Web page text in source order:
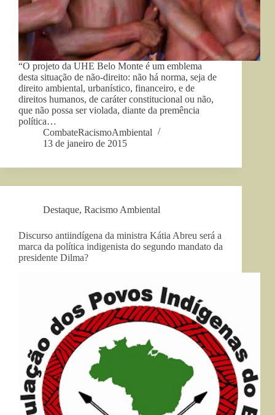
“O projeto da UHE Belo Monte é um emblema
desta situação de não-direito: não há norma, seja de
direito ambiental, urbanístico, financeiro, e de
direitos humanos, de caráter constitucional ou não,
que não possa ser violada, diante da premência
política…
CombateRacismoAmbiental
13 de janeiro de 2015
Destaque, Racismo Ambiental
Discurso antiindígena da ministra Kátia Abreu será a
marca da política indigenista do segundo mandato da
presidente Dilma?